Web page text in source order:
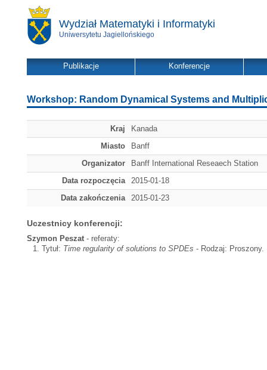
Wydział Matematyki i Informatyki
Uniwersytetu Jagiellońskiego
Publikacje Konferencje
Workshop: Random Dynamical Systems and
Kraj
Kanada
Miasto
Banff
Organizator
Banff International Reseaech Station
Data rozpoczęcia
2015-01-18
Data zakończenia
2015-01-23
Uczestnicy konferencji:
Szymon Peszat - referaty:
Tytuł: Time regularity of solutions to SPDEs - Rodzaj: Proszony.